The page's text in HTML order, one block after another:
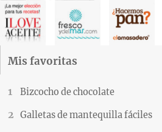
Mis favoritas
Bizcocho de chocolate
Galletas de mantequilla fáciles